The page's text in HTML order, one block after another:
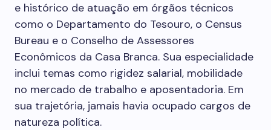
e histórico de atuação em órgãos técnicos
como o Departamento do Tesouro, o Census
Bureau e o Conselho de Assessores
Econômicos da Casa Branca. Sua especialidade
inclui temas como rigidez salarial, mobilidade
no mercado de trabalho e aposentadoria. Em
sua trajetória, jamais havia ocupado cargos de
natureza política.